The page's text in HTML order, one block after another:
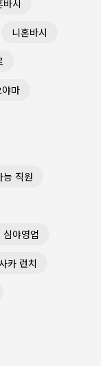
바시
니혼바시
마
능 직원
심야영업
카 런치